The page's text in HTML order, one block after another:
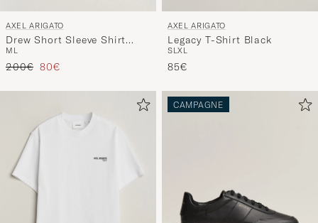
AXEL ARIGATO
Drew Short Sleeve Shirt
Black
M L
Prix ordinaire
200€ Prix réduit
80€
AXEL ARIGATO
Legacy T-Shirt Black
SLXL
85€
CAMPAGNE